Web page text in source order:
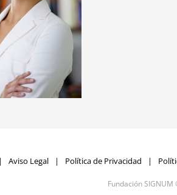
Aviso Legal Política de Privacidad
Fundación